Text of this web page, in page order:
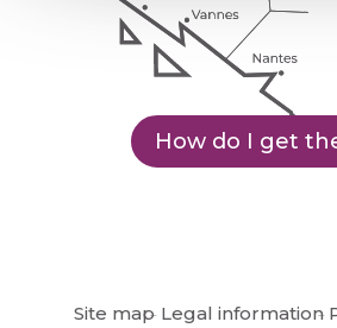
How do I get
Site map Legal information